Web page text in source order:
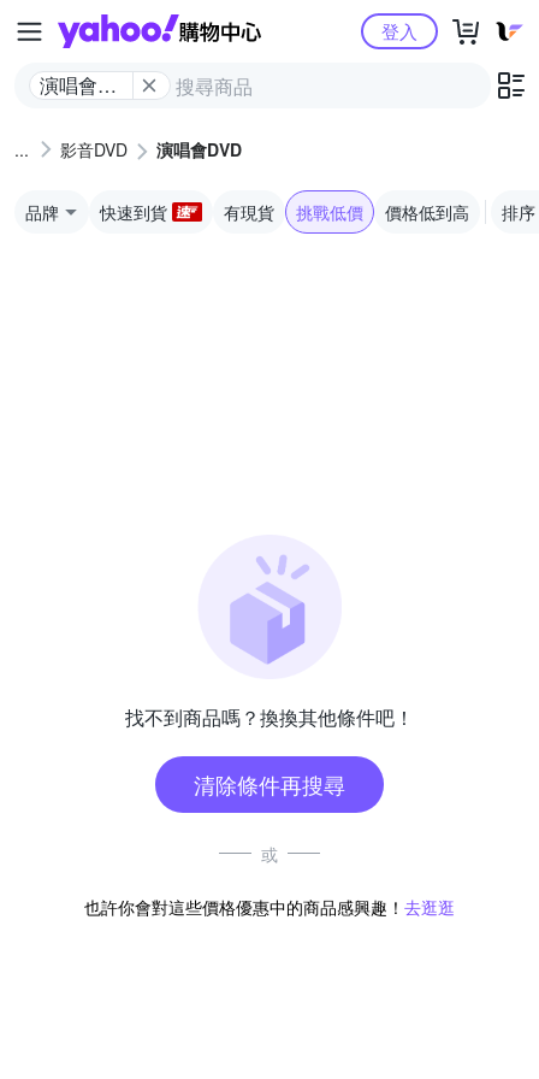
Yahoo購物中心
演唱會
登入
影音DVD 演唱會DVD
品牌 快速到貨 有現貨 挑戰低價 價格低到高 排序
找不到商品嗎？換換其他條件吧！
清除條件再搜尋
或
也許你會對這些價格優惠中的商品感興趣！ 去逛逛